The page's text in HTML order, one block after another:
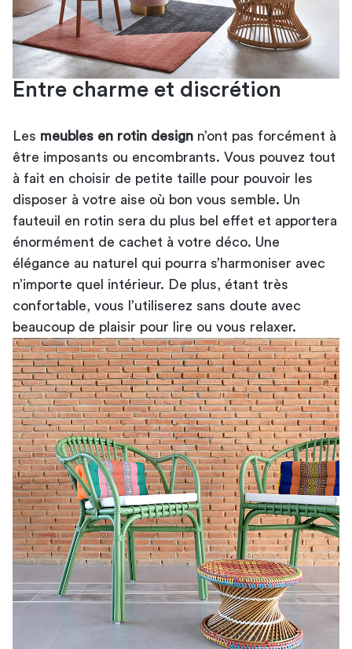
Entre charme et discrétion
Les meubles en rotin design n’ont pas forcément à
être imposants ou encombrants. Vous pouvez tout
à fait en choisir de petite taille pour pouvoir les
disposer à votre aise où bon vous semble. Un
fauteuil en rotin sera du plus bel effet et apportera
énormément de cachet à votre déco. Une
élégance au naturel qui pourra s’harmoniser avec
n’importe quel intérieur. De plus, étant très
confortable, vous l’utiliserez sans doute avec
beaucoup de plaisir pour lire ou vous relaxer.